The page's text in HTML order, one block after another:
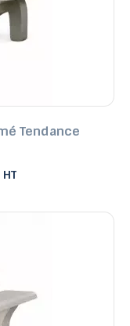
A to Z
Tendance